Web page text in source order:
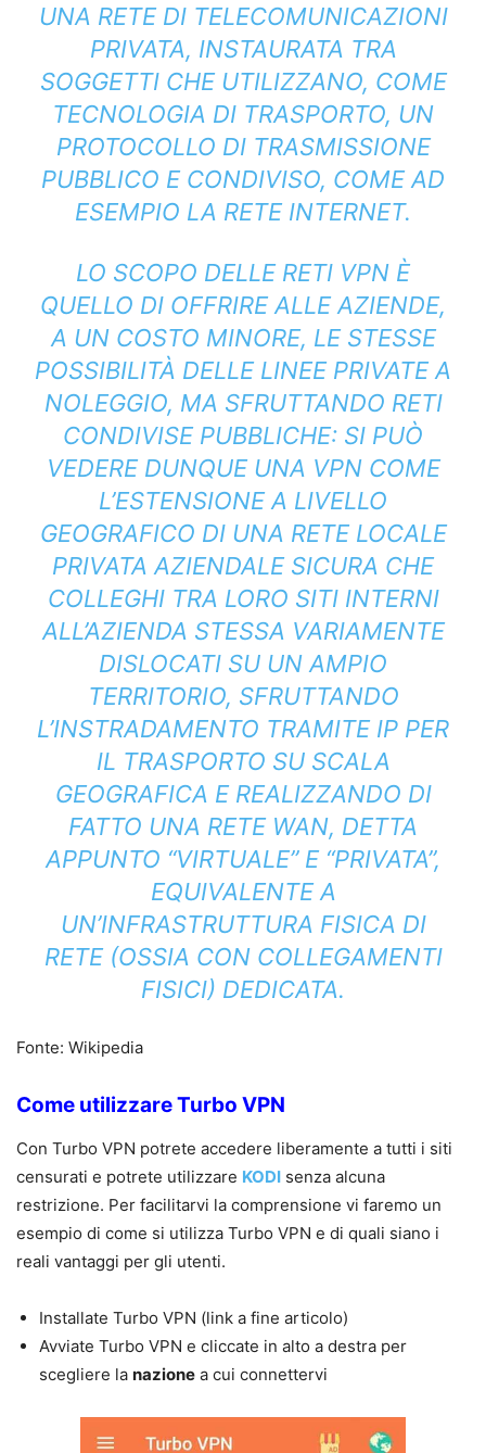
UNA RETE DI TELECOMUNICAZIONI
PRIVATA, INSTAURATA TRA
SOGGETTI CHE UTILIZZANO, COME
TECNOLOGIA DI TRASPORTO, UN
PROTOCOLLO DI TRASMISSIONE
PUBBLICO E CONDIVISO, COME AD
ESEMPIO LA RETE INTERNET.
LO SCOPO DELLE RETI VPN È
QUELLO DI OFFRIRE ALLE AZIENDE,
A UN COSTO MINORE, LE STESSE
POSSIBILITÀ DELLE LINEE PRIVATE A
NOLEGGIO, MA SFRUTTANDO RETI
CONDIVISE PUBBLICHE: SI PUÒ
VEDERE DUNQUE UNA VPN COME
L’ESTENSIONE A LIVELLO
GEOGRAFICO DI UNA RETE LOCALE
PRIVATA AZIENDALE SICURA CHE
COLLEGHI TRA LORO SITI INTERNI
ALL’AZIENDA STESSA VARIAMENTE
DISLOCATI SU UN AMPIO
TERRITORIO, SFRUTTANDO
L’INSTRADAMENTO TRAMITE IP PER
IL TRASPORTO SU SCALA
GEOGRAFICA E REALIZZANDO DI
FATTO UNA RETE WAN, DETTA
APPUNTO “VIRTUALE” E “PRIVATA”,
EQUIVALENTE A
UN’INFRASTRUTTURA FISICA DI
RETE (OSSIA CON COLLEGAMENTI
FISICI) DEDICATA.
Fonte: Wikipedia
Come utilizzare Turbo VPN
Con Turbo VPN potrete accedere liberamente a tutti i siti
censurati e potrete utilizzare KODI senza alcuna
restrizione. Per facilitarvi la comprensione vi faremo un
esempio di come si utilizza Turbo VPN e di quali siano i
reali vantaggi per gli utenti.
Installate Turbo VPN (link a fine articolo)
Avviate Turbo VPN e cliccate in alto a destra per
scegliere la nazione a cui connettervi